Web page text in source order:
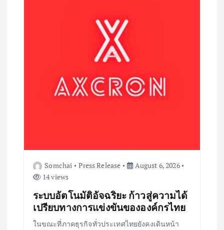
Somchai Press Release
August 6, 2026
14 views
ระบบอัตโนมัติอัจฉริยะ ก้าวสู่ความได้
เปรียบทางการแข่งขันขององค์กรไทย
ในขณะที่ภาคธุรกิจทั่วประเทศไทยยังคงเดินหน้า